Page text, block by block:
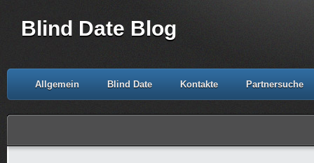
Blind Date Blog
Allgemein Blind Date Kontakte Partnersuche